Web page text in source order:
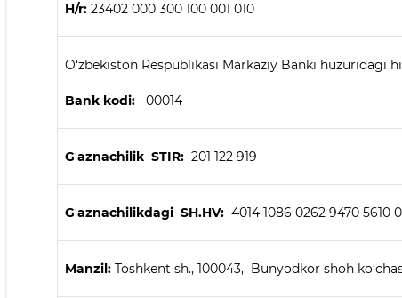
H/r: 23402 000 300 100 001 010
O‘zbekiston Respublikasi Markaziy Banki huzuridagi
Bank kodi: 00014
G‘aznachilik STIR: 201 122 919
G‘aznachilikdagi SH.HV: 4014 1086 0262 9470 5610
Manzil: Toshkent sh., 100043, Bunyodkor shoh